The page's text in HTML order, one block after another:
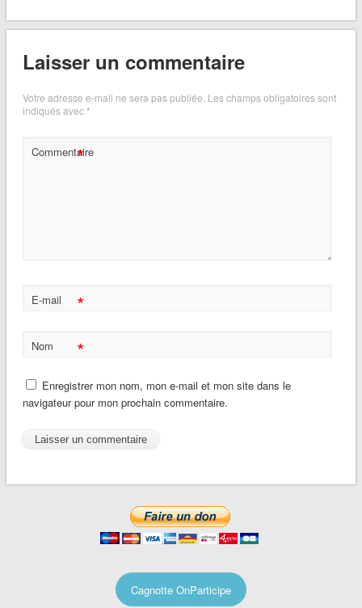
Laisser un commentaire
Votre adresse e-mail ne sera pas publiée. Les champs obligatoires sont
indiqués avec*
Commentaire
*
E-mail *
Nom *
Enregistrer mon nom, mon e-mail et mon site dans le
navigateur pour mon prochain commentaire.
Cagnotte OnParticipe